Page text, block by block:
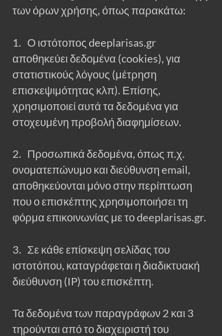
των όρων χρήσης, όπως παρακάτω:
1. Ο ιστότοπος deeplarisas.gr
αποθηκεύει δεδομένα (cookies), για
στατιστικούς λόγους (μέτρηση
επισκεψιμότητας κλπ). Επίσης,
χρησιμοποιεί αυτά τα δεδομένα για
στοχευμένη προβολή διαφημίσεων.
2. Προσωπικά δεδομένα, όπως π.χ.
ονοματεπώνυμο και διεύθυνση email,
αποθηκεύονται μόνο στην περίπτωση
που ο επισκέπτης χρησιμοποιήσει τη
φόρμα επικοινωνίας με το deeplarisas.gr.
3. Σε κάθε επίσκεψη σελίδας του
ιστοτόπου, καταγράφεται η διαδικτυακή
διεύθυνση (IP) του επισκέπτη.
Τα δεδομένα των παραγράφων 2 και 3
τηρούνται από το διαχειριστή του